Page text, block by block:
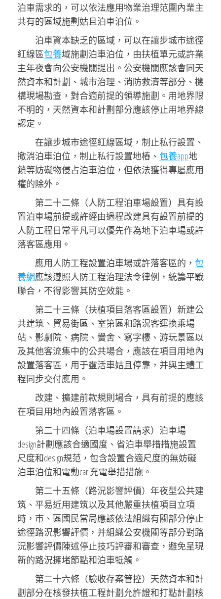
泊車需求的，可以依法應用物業治理范圍內業主
共有的區域施劃姑且泊車泊位。
泊車資本缺乏的區域，可以在讓步城市途徑
紅線區包養域施劃泊車泊位，由扶植單元或許業
主年夜會向公安機關提出。公安機關應該會同天
然資本和計劃、城市治理、消防救濟等部分、機
構現場勘查，對合適前提的領導施劃。用地界限
不明的，天然資本和計劃部分應該停止用地界線
認定。
在讓步城市途徑紅線區域，制止私行設置、
撤消泊車泊位，制止私行設置地樁、 包養app地
鎖等妨礙物侵占泊車泊位，但依法獲得專屬應用
權的除外。
第二十二條（人防工程泊車場設置）具有設
置泊車場前提或許經由過程改建具有設置前提的
人防工程日常平凡可以優先作為地下泊車場或許
落客區應用。
應用人防工程設置泊車場或許落客區的， 包
養網應該遵照人防工程治理法令律例，統籌平戰
聯合，不得影響其防空效能。
第二十三條（扶植項目落客區設置）新建公
共建筑、貿易街區、室第區和路況客運換乘場
站、影劇院、病院、黌舍、寫字樓、游玩景區以
及其他客流集中的公共場合，應該在項目用地內
設置落客區，用于靈活車姑且停靠，并與主體工
程同步交付應用。
改建、擴建前款規則場合，具有前提的應該
在項目用地內設置落客區。
第二十四條（泊車場設置請求）泊車場
design計劃應該合適國度、省泊車舉措措施設置
尺度和design規范，包含設置合適尺度的無妨礙
泊車泊位和電動car 充電舉措措施。
第二十五條（路況影響評價）年夜型公共建
筑、平易近用建筑以及其他嚴重扶植項目立項
時，市、區國民當局應該依法組織有關部分停止
途徑路況影響評價，并組織公安機關等部分對路
況影響評價陳述停止技巧評審和審查，避免呈現
新的路況擁堵節點和泊車牴觸。
第二十六條（驗收存案管控）天然資本和計
劃部分在核發扶植工程計劃允許證和打點計劃核